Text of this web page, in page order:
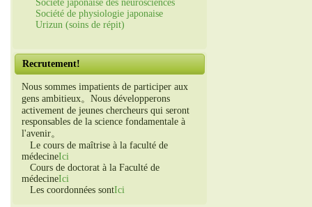
Société japonaise des neurosciences
Société de physiologie japonaise
Urizun (soins de répit)
Recrutement!
Nous sommes impatients de participer aux
gens ambitieux。Nous développerons
activement de jeunes chercheurs qui seront
responsables de la science fondamentale à
l'avenir。
Le cours de maîtrise à la faculté de
médecineIci
Cours de doctorat à la Faculté de
médecineIci
Les coordonnées sontIci